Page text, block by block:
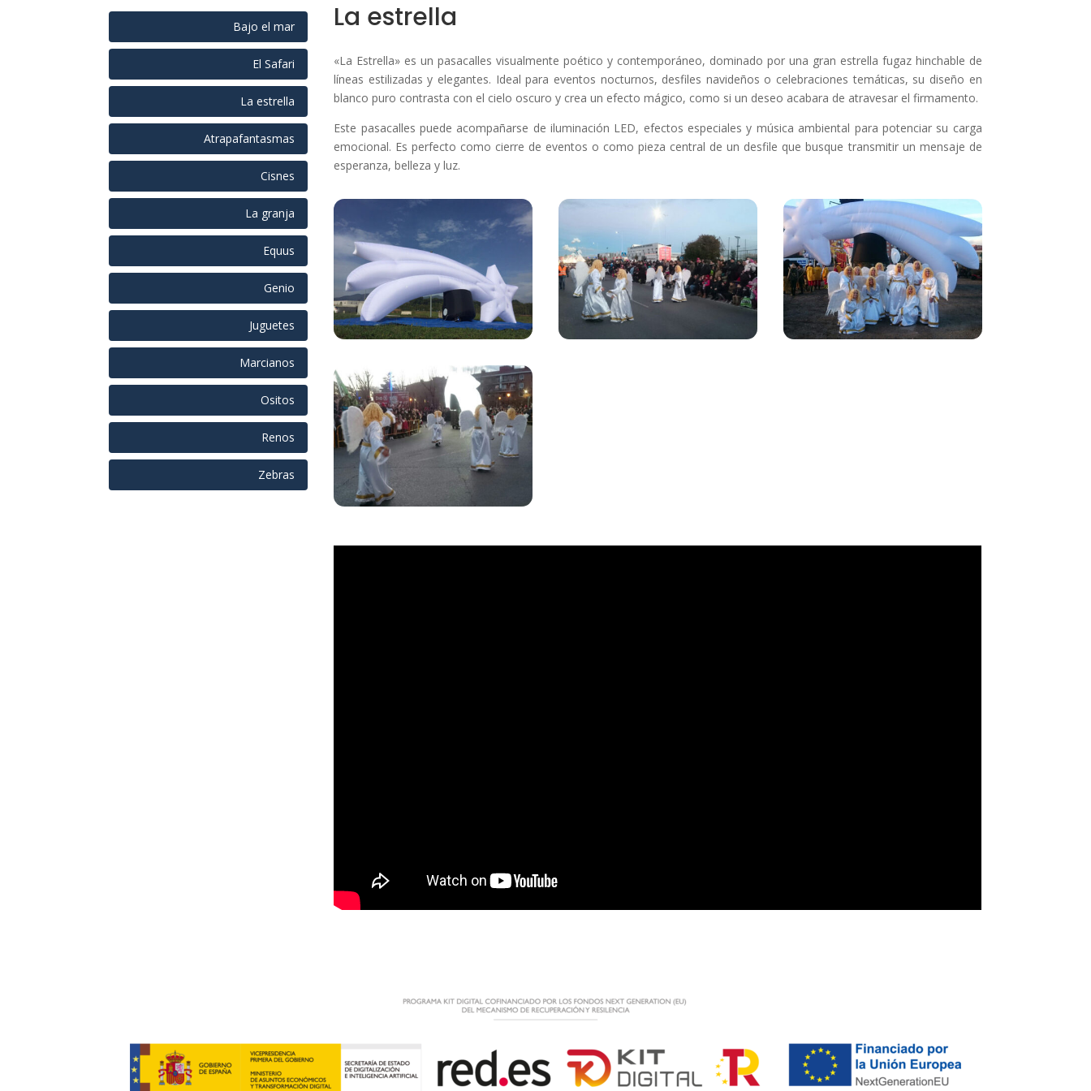
Bajo el mar
El Safari
La estrella
Atrapafantasmas
Cisnes
La granja
Equus
Genio
Juguetes
Marcianos
Ositos
Renos
Zebras
La estrella
«La Estrella» es un pasacalles visualmente poético y contemporáneo, dominado por una gran estrella fugaz hinchable de
líneas estilizadas y elegantes. Ideal para eventos nocturnos, desfiles navideños o celebraciones temáticas, su diseño en
blanco puro contrasta con el cielo oscuro y crea un efecto mágico, como si un deseo acabara de atravesar el firmamento.
Este pasacalles puede acompañarse de iluminación LED, efectos especiales y música ambiental para potenciar su carga
emocional. Es perfecto como cierre de eventos o como pieza central de un desfile que busque transmitir un mensaje de
esperanza, belleza y luz.